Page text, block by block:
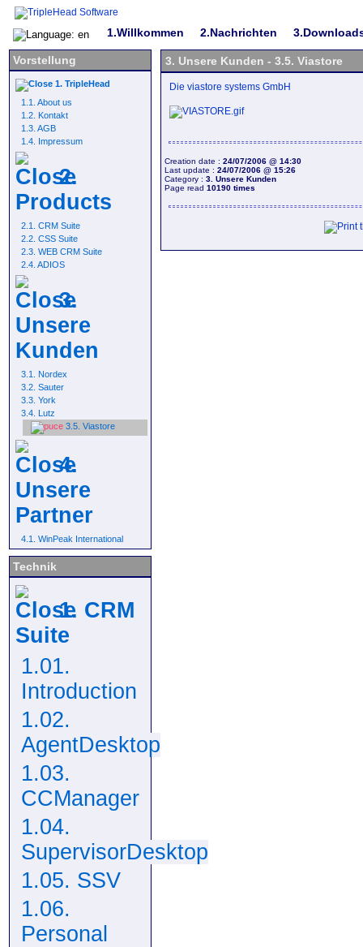
1.Willkommen 2.Nachrichten
Vorstellung
1. TripleHead
1.1. About us
1.2. Kontakt
1.3. AGB
1.4. Impressum
2.
Products
2.1. CRM Suite
2.2. CSS Suite
2.3. WEB CRM Suite
2.4. ADIOS
3.
Unsere
Kunden
3.1. Nordex
3.2. Sauter
3.3. York
3.4. Lutz
3.5. Viastore
4.
Unsere
Partner
4.1. WinPeak International
Technik
1. CRM
Suite
1.01.
Introduction
1.02.
AgentDesktop
1.03.
CCManager
1.04.
SupervisorDesktop
1.05. SSV
1.06.
Personal
3. Unsere Kunden - 3.5. Viastore
Die viastore systems GmbH
Creation date : 24/07/2006 @ 14:30
Last update : 24/07/2006 @ 15:26
Category : 3. Unsere Kunden
Page read 10190 times